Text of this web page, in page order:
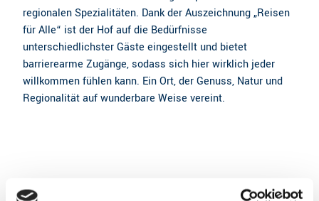
regionalen Spezialitäten. Dank der Auszeichnung „Reisen
für Alle“ ist der Hof auf die Bedürfnisse
unterschiedlichster Gäste eingestellt und bietet
barrierearme Zugänge, sodass sich hier wirklich jeder
willkommen fühlen kann. Ein Ort, der Genuss, Natur und
Regionalität auf wunderbare Weise vereint.